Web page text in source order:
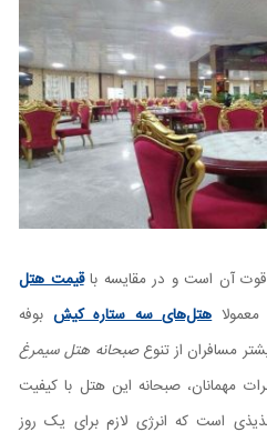
قوت آن است و در مقایسه باقیمت هتل
هتل‌های سه ستاره کیش بوفه
مسافران از تنوعصبحانه هتل سیمرغ
مهمانان، صبحانه این هتل با کیفیت
است که انرژی لازم برای یک روز